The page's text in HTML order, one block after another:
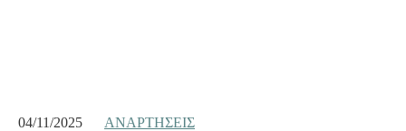
04/11/2025 ΑΝΑΡΤΉΣΕΙΣ